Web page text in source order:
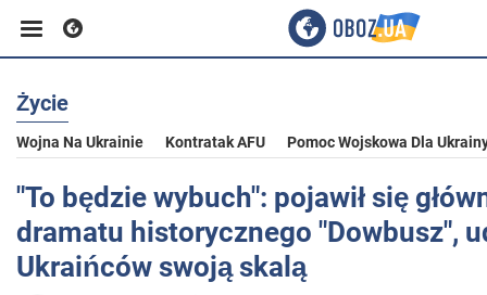
Biznes
Sport
Rozrywka
Życie
Wojna Na Ukrainie Kontratak AFU Pomoc Wojskowa Dla
"To będzie wybuch": pojawił się
dramatu historycznego "Dowbusz",
Ukraińców swoją skalą